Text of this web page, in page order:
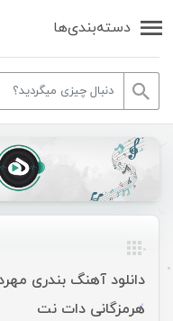
دسته‌بندی‌ها
دانلود آهنگ بندری
هرمزگانی دات نت